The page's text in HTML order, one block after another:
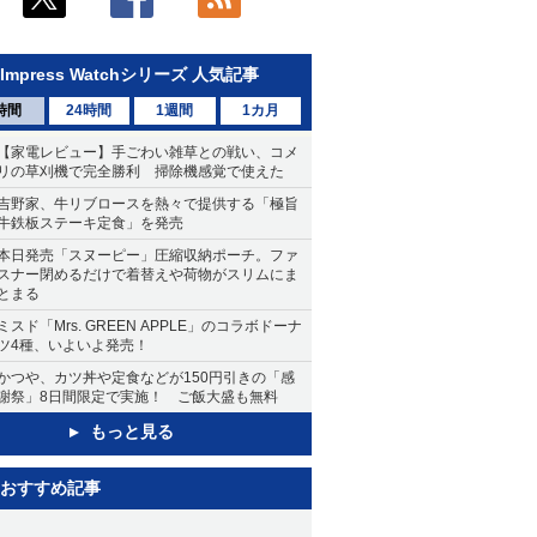
Impress Watchシリーズ 人気記事
間 24時間 1週間 1カ月
家電レビュー】手ごわい雑草との戦い、コメ
の草刈機で完全勝利 掃除機感覚で使えた
野家、牛リブロースを熱々で提供する「極旨
鉄板ステーキ定食」を発売
日発売「スヌーピー」圧縮収納ポーチ。ファ
ナー閉めるだけで着替えや荷物がスリムにま
まる
スド「Mrs. GREEN APPLE」のコラボドーナ
4種、いよいよ発売！
つや、カツ丼や定食などが150円引きの「感
祭」8日間限定で実施！ ご飯大盛も無料
もっと見る
おすすめ記事